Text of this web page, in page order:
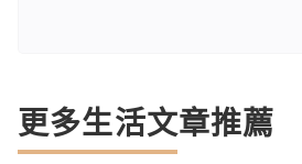
更多生活文章推薦